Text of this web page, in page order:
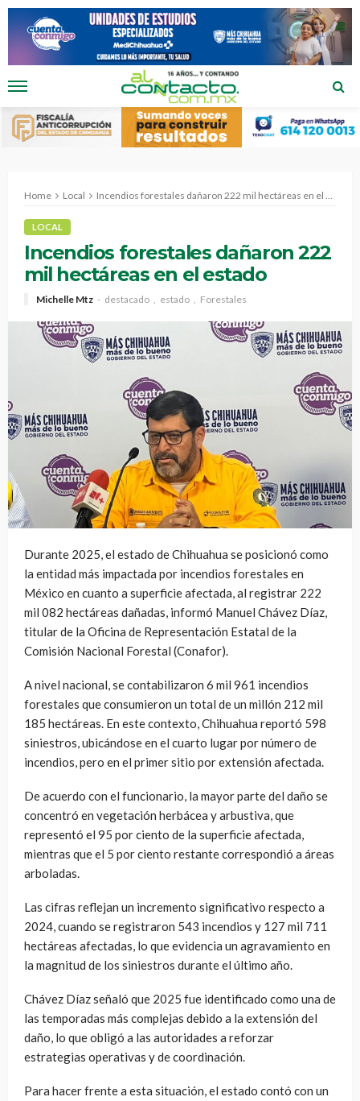
Home Local Incendios forestales dañaron 222 mil hectáreas en el estado
LOCAL
Incendios forestales dañaron 222
mil hectáreas en el estado
Michelle Mtz destacado estado Forestales
Durante 2025, el estado de Chihuahua se posicionó como
la entidad más impactada por incendios forestales en
México en cuanto a superficie afectada, al registrar 222
mil 082 hectáreas dañadas, informó Manuel Chávez Díaz,
titular de la Oficina de Representación Estatal de la
Comisión Nacional Forestal (Conafor).
A nivel nacional, se contabilizaron 6 mil 961 incendios
forestales que consumieron un total de un millón 212 mil
185 hectáreas. En este contexto, Chihuahua reportó 598
siniestros, ubicándose en el cuarto lugar por número de
incendios, pero en el primer sitio por extensión afectada.
De acuerdo con el funcionario, la mayor parte del daño se
concentró en vegetación herbácea y arbustiva, que
representó el 95 por ciento de la superficie afectada,
mientras que el 5 por ciento restante correspondió a áreas
arboladas.
Las cifras reflejan un incremento significativo respecto a
2024, cuando se registraron 543 incendios y 127 mil 711
hectáreas afectadas, lo que evidencia un agravamiento en
la magnitud de los siniestros durante el último año.
Chávez Díaz señaló que 2025 fue identificado como una de
las temporadas más complejas debido a la extensión del
daño, lo que obligó a las autoridades a reforzar
estrategias operativas y de coordinación.
Para hacer frente a esta situación, el estado contó con un